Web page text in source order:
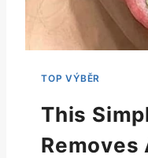
This
Removes